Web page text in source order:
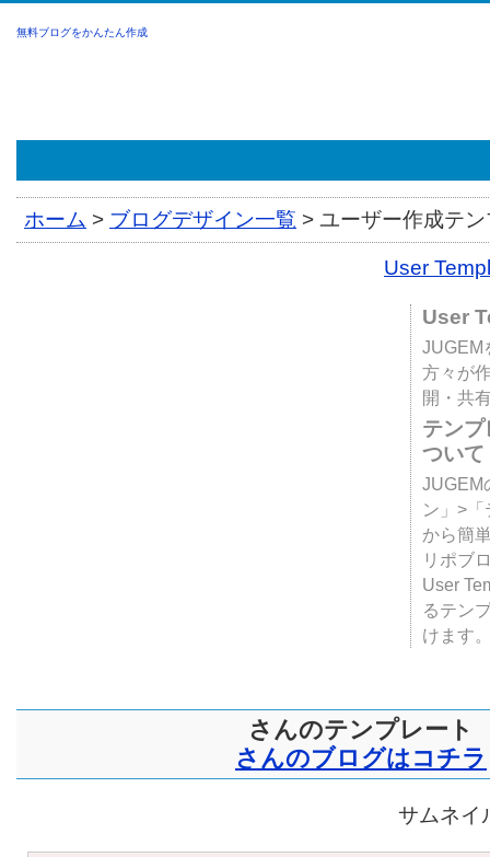
無料ブログをかんたん作成
ホーム > ブログデザイン一覧 > ユーザー作成テ
User
User
JUGEM
方々が
開・共
テン
ついて
JUGEM
ン」>
から簡
リポブ
User
るテン
けます
さんのテンプレート
さんのブログはコチラ
サムネイ